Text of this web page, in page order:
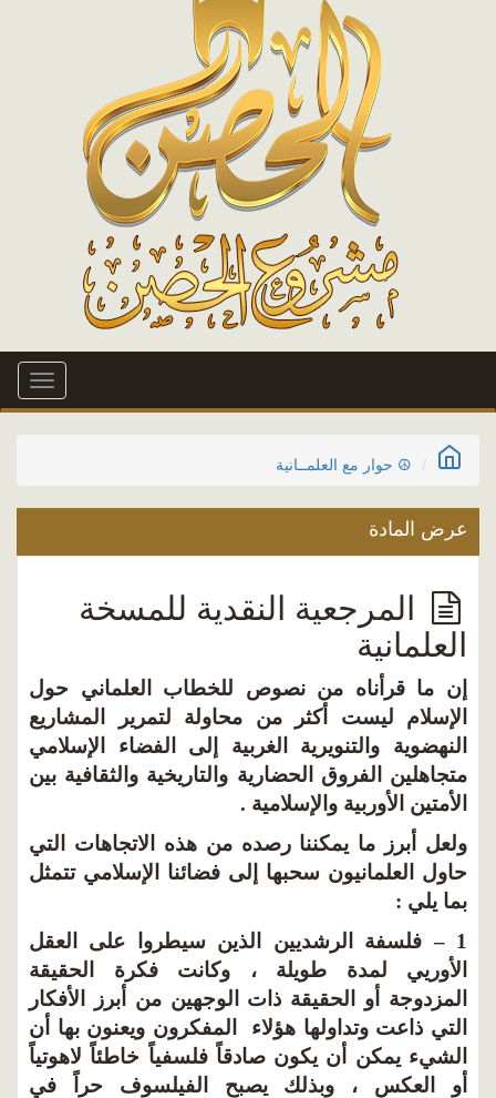
Toggle
☮ حوار مع العلمــانية
عرض المادة
المرجعية النقدية للمسخة
العلمانية
إن ما قرأناه من نصوص للخطاب العلماني حول
الإسلام ليست أكثر من محاولة لتمرير المشاريع
النهضوية والتنويرية الغربية إلى الفضاء الإسلامي
متجاهلين الفروق الحضارية والتاريخية والثقافية بين
الأمتين الأوربية والإسلامية .
ولعل أبرز ما يمكننا رصده من هذه الاتجاهات التي
حاول العلمانيون سحبها إلى فضائنا الإسلامي تتمثل
بما يلي :
1 – فلسفة الرشديين الذين سيطروا على العقل
الأوريي لمدة طويلة ، وكانت فكرة الحقيقة
المزدوجة أو الحقيقة ذات الوجهين من أبرز الأفكار
التي ذاعت وتداولها هؤلاء المفكرون ويعنون بها أن
الشيء يمكن أن يكون صادقاً فلسفياً خاطئاً لاهوتياً
أو العكس ، وبذلك يصبح الفيلسوف حراً في